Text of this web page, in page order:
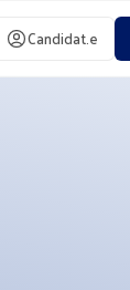
Candidat.e